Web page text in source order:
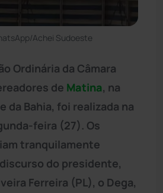
Achei Sudoeste
Ordinária da Câmara
de Matina, na
da Bahia, foi realizada na
feira (27). Os
tranquilamente
do presidente,
Ferreira (PL), o Dega,